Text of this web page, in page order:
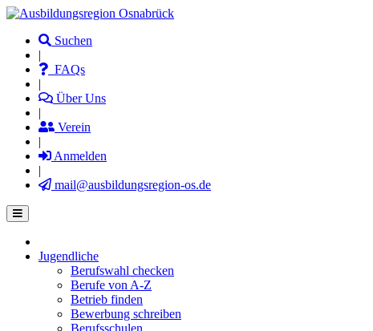
Direkt
Inhalt
Suchen
|
FAQs
|
Über Uns
|
Verein
|
Anmelden
|
mail@ausbildungsregion-os.de
Main
navigation
Jugendliche
Berufswahl checken
Berufe von A-Z
Betrieb finden
Bewerbung schreiben
Berufsschulen